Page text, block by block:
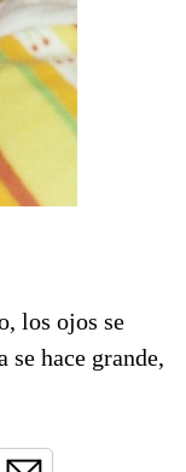
los ojos se
se hace grande,